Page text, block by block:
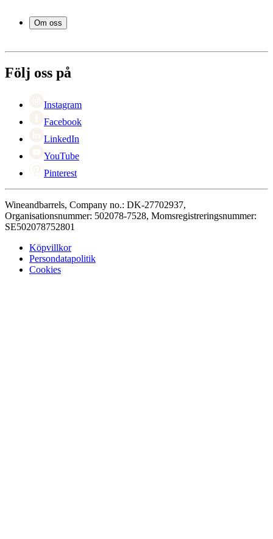
Leverans
Service
Retur
Om oss
Karriär
Black Friday
Cyber Monday
Följ oss på
Instagram
Facebook
LinkedIn
YouTube
Pinterest
Wineandbarrels, Company no.: DK-27702937,
Organisationsnummer: 502078-7528, Momsregistreringsnummer:
SE502078752801
Köpvillkor
Persondatapolitik
Cookies